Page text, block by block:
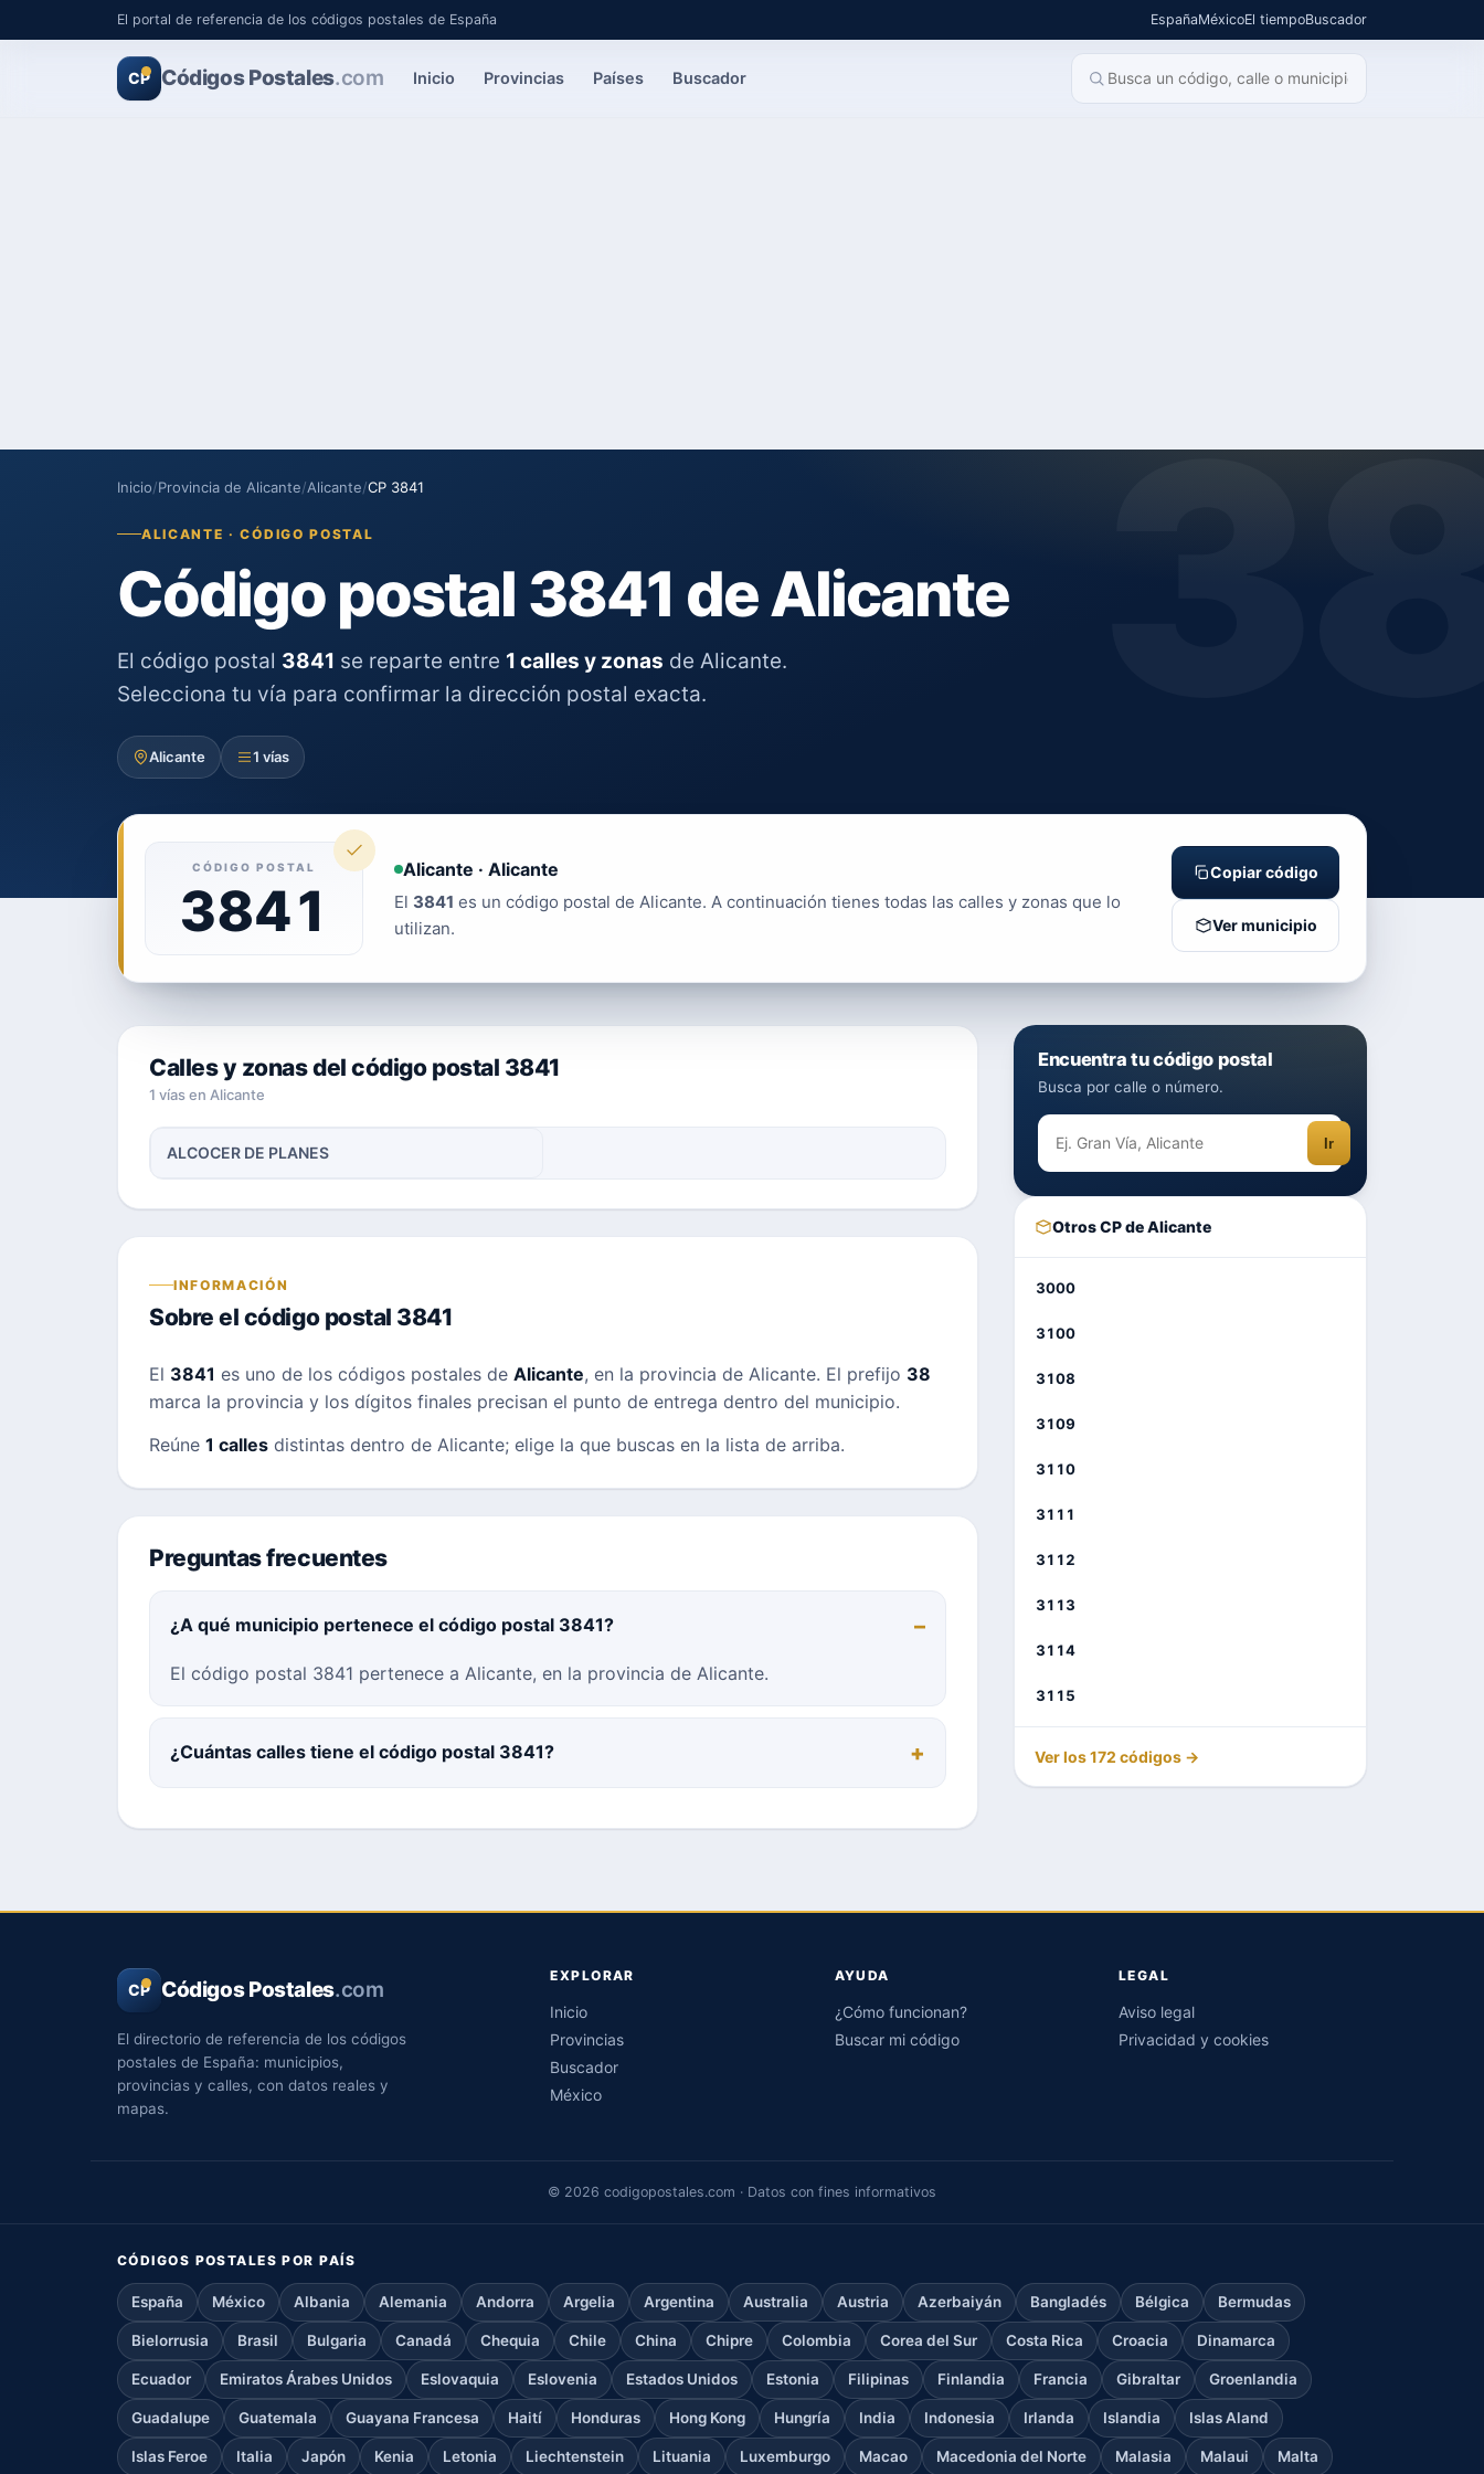
El portal de referencia de los códigos postales de España EspañaMéxicoEl tiempoBuscador
CP Códigos Postales.com Inicio Provincias Países Buscador
Inicio/Provincia de Alicante/Alicante/CP 3841
ALICANTE · CÓDIGO POSTAL
Código postal 3841 de Alicante
El código postal 3841 se reparte entre 1 calles y zonas de Alicante.
Selecciona tu vía para confirmar la dirección postal exacta.
Alicante 1 vías
CÓDIGO POSTAL
3841
Alicante · Alicante
El 3841 es un código postal de Alicante. A continuación tienes todas las calles y zonas que lo
utilizan.
Copiar código
Ver municipio
Calles y zonas del código postal 3841
1 vías en Alicante
ALCOCER DE PLANES
INFORMACIÓN
Sobre el código postal 3841
El 3841 es uno de los códigos postales de Alicante, en la provincia de Alicante. El prefijo 38
marca la provincia y los dígitos finales precisan el punto de entrega dentro del municipio.
Reúne 1 calles distintas dentro de Alicante; elige la que buscas en la lista de arriba.
Preguntas frecuentes
¿A qué municipio pertenece el código postal 3841?
El código postal 3841 pertenece a Alicante, en la provincia de Alicante.
¿Cuántas calles tiene el código postal 3841?
Encuentra tu código postal
Busca por calle o número.
Ir
Otros CP de Alicante
3000
3100
3108
3109
3110
3111
3112
3113
3114
3115
Ver los 172 códigos →
CP Códigos Postales.com
El directorio de referencia de los códigos
postales de España: municipios,
provincias y calles, con datos reales y
mapas.
EXPLORAR
Inicio
Provincias
Buscador
México
AYUDA
¿Cómo funcionan?
Buscar mi código
LEGAL
Aviso legal
Privacidad y cookies
© 2026 codigopostales.com · Datos con fines informativos
CÓDIGOS POSTALES POR PAÍS
España México Albania Alemania Andorra Argelia Argentina Australia Austria Azerbaiyán Bangladés Bélgica Bermudas
Bielorrusia Brasil Bulgaria Canadá Chequia Chile China Chipre Colombia Corea del Sur Costa Rica Croacia Dinamarca
Ecuador Emiratos Árabes Unidos Eslovaquia Eslovenia Estados Unidos Estonia Filipinas Finlandia Francia Gibraltar Groenlandia
Guadalupe Guatemala Guayana Francesa Haití Honduras Hong Kong Hungría India Indonesia Irlanda Islandia Islas Aland
Islas Feroe Italia Japón Kenia Letonia Liechtenstein Lituania Luxemburgo Macao Macedonia del Norte Malasia Malaui Malta